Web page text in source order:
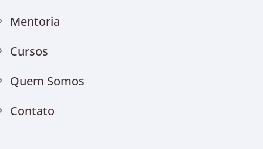
Mentoria
Cursos
Quem Somos
Contato